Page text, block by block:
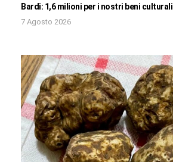
Bardi: 1,6 milioni per i nostri beni culturali
7 Agosto 2026